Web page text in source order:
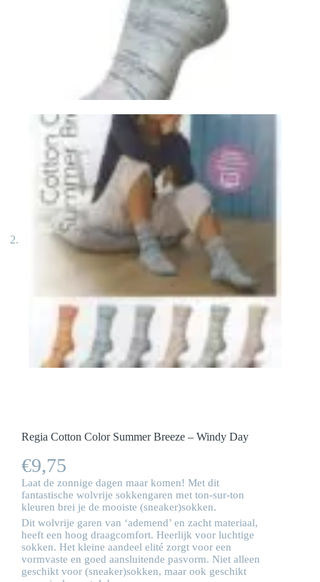
Regia Cotton Color Summer Breeze – Windy Day
€9,75
Laat de zonnige dagen maar komen! Met dit
fantastische wolvrije sokkengaren met ton-sur-ton
kleuren brei je de mooiste (sneaker)sokken.
Dit wolvrije garen van ‘ademend’ en zacht materiaal,
heeft een hoog draagcomfort. Heerlijk voor luchtige
sokken. Het kleine aandeel elité zorgt voor een
vormvaste en goed aansluitende pasvorm. Niet alleen
geschikt voor (sneaker)sokken, maar ook geschikt